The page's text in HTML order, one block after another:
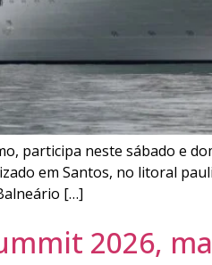
participa neste sábado e
em Santos, no litoral
[…]
2026,